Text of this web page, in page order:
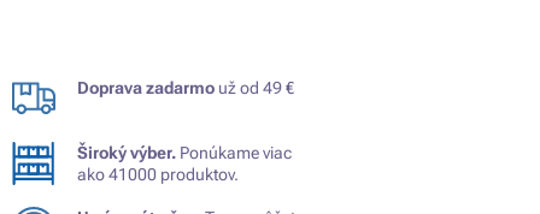
Doprava zadarmo už od 49 €
Široký výber. Ponúkame viac
ako 41000 produktov.